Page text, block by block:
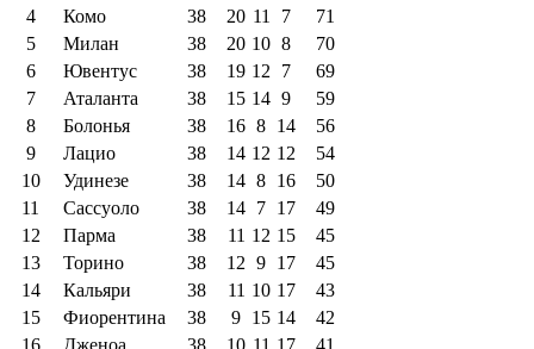
4
Комо 38 20 11 7
71
5
Милан 38 20 10 8
70
6
Ювентус 38 19 12 7
69
7
Аталанта 38 15 14 9
59
8
Болонья 38 16 8 14
56
9
Лацио 38 14 12 12
54
10
Удинезе 38 14 8 16
50
11
Сассуоло 38 14 7 17
49
12
Парма 38 11 12 15
45
13
Торино 38 12 9 17
45
14
Кальяри 38 11 10 17
43
15
Фиорентина 38 9 15 14
42
16
Дженоа 38 10 11 17
41